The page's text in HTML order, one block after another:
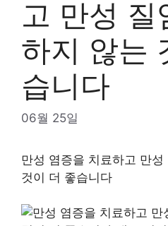
고 만성 질
하지 않는
습니다
06월 25일
만성 염증을 치료하고 만
것이 더 좋습니다